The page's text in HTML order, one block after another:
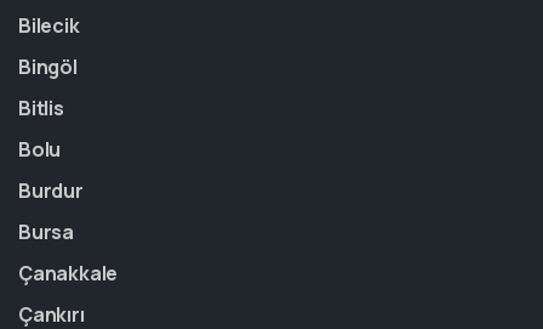
Bilecik
Bingöl
Bitlis
Bolu
Burdur
Bursa
Çanakkale
Çankırı